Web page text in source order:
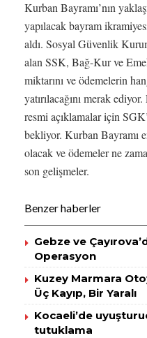
Kurban Bayramı’nın
yapılacak bayram
aldı. Sosyal Güvenlik
alan SSK, Bağ-Kur ve
miktarını ve ödemelerin
yatırılacağını merak
resmi açıklamalar için
bekliyor. Kurban Bayramı
olacak ve ödemeler ne
son gelişmeler.
Benzer haberler
Gebze ve
Operasyon
Kuzey Marmara
Üç Kayıp, Bir Yaralı
Kocaeli’de
tutuklama